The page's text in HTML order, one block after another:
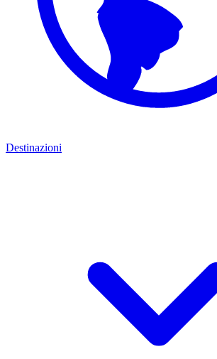
Destinazioni